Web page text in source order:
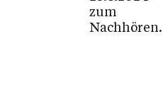
zum
Nachhören.